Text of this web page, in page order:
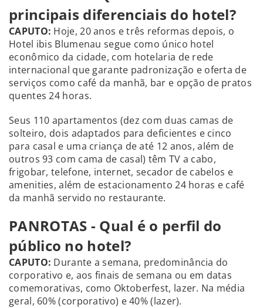
principais diferenciais do hotel?
CAPUTO: Hoje, 20 anos e três reformas depois, o
Hotel ibis Blumenau segue como único hotel
econômico da cidade, com hotelaria de rede
internacional que garante padronização e oferta de
serviços como café da manhã, bar e opção de pratos
quentes 24 horas.
Seus 110 apartamentos (dez com duas camas de
solteiro, dois adaptados para deficientes e cinco
para casal e uma criança de até 12 anos, além de
outros 93 com cama de casal) têm TV a cabo,
frigobar, telefone, internet, secador de cabelos e
amenities, além de estacionamento 24 horas e café
da manhã servido no restaurante.
PANROTAS - Qual é o perfil do
público no hotel?
CAPUTO: Durante a semana, predominância do
corporativo e, aos finais de semana ou em datas
comemorativas, como Oktoberfest, lazer. Na média
geral, 60% (corporativo) e 40% (lazer).